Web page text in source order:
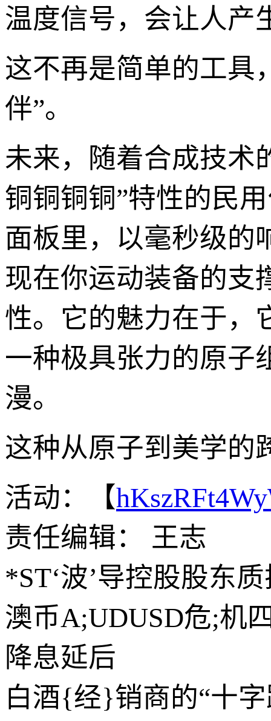
温度信号，会让人产
这不再是简单的工具
伴”。
未来，随着合成技术
铜铜铜铜”特性的民
面板里，以毫秒级的
现在你运动装备的支
性。它的魅力在于，
一种极具张力的原子
漫。
这种从原子到美学的
活动：【
责任编辑： 王志
*ST‘波’导控股股东
澳币A;UDUSD危;机
降息延后
白酒{经}销商的“十